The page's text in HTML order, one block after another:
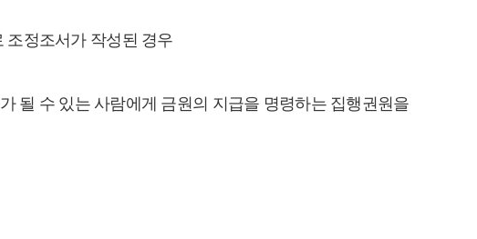
조정조서가 작성된 경우
될 수 있는 사람에게 금원의 지급을 명령하는 집행권원을